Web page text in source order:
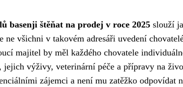
basenji štěňat na prodej v roce 2025 slouží
ne všichni v takovém adresáři uvedení
majitel by měl každého chovatele
jejich výživy, veterinární péče a přípravy na
zájemci a není mu zatěžko odpovídat